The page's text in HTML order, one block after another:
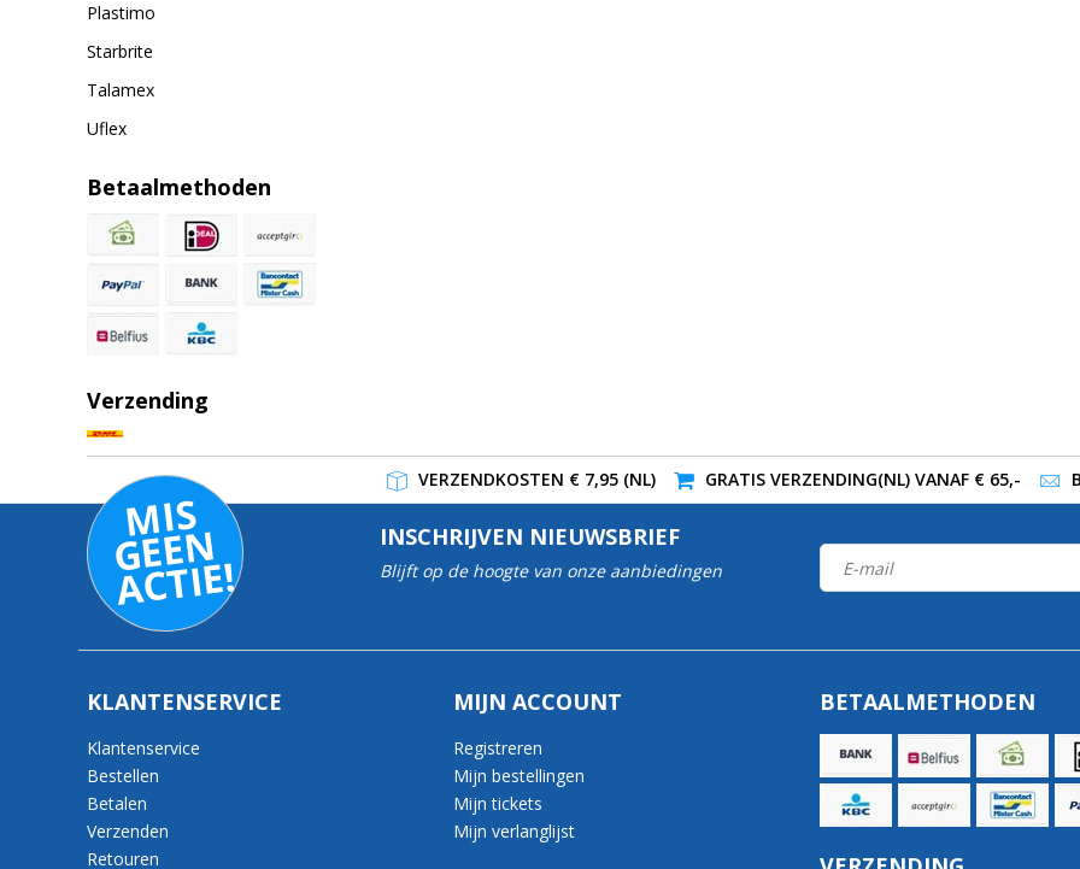
Plastimo
Starbrite
Talamex
Uflex
Betaalmethoden
Verzending
VERZENDKOSTEN € 7,95 (NL) GRATIS VERZENDING(NL) VANAF € 65,-
MI
S
G
E
E
N
A
C
TI
E!
INSCHRIJVEN NIEUWSBRIEF
Blijft op de hoogte van onze aanbiedingen
KLANTENSERVICE
Klantenservice
Bestellen
Betalen
Verzenden
Retouren
MIJN ACCOUNT
Registreren
Mijn bestellingen
Mijn tickets
Mijn verlanglijst
BETAALMETHODEN